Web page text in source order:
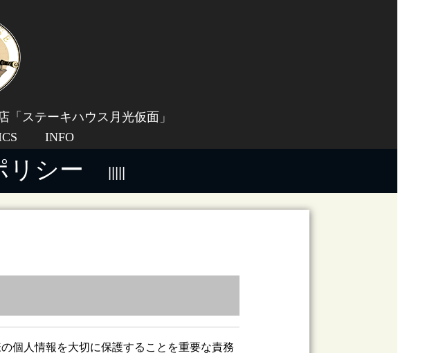
ステーキハウス月光仮面」
INFO
リシー
個人情報を大切に保護することを重要な責務